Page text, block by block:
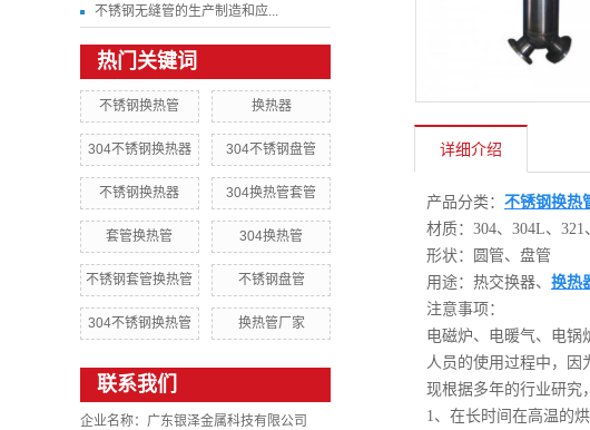
不锈钢无缝管的生产制造和应...
热门关键词
不锈钢换热管 换热器
304不锈钢换热器 304不锈钢盘管
不锈钢换热器 304换热管套管
套管换热管 304换热管
不锈钢套管换热管 不锈钢盘管
304不锈钢换热管 换热管厂家
联系我们
企业名称：广东银泽金属科技有限公司
详细介绍
产品分类： 不锈钢换热
材质：304、304L、321
形状：圆管、盘管
用途：热交换器、 换热
注意事项：
电磁炉、电暖气、电锅
人员的使用过程中，因
现根据多年的行业研究
1、在长时间在高温的